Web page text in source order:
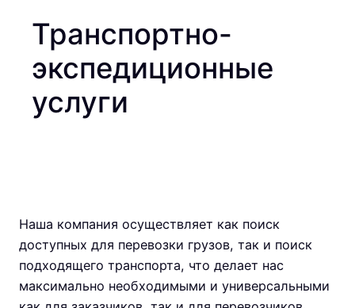
Транспортно-
экспедиционные
услуги
Наша компания осуществляет как поиск
доступных для перевозки грузов, так и поиск
подходящего транспорта, что делает нас
максимально необходимыми и универсальными